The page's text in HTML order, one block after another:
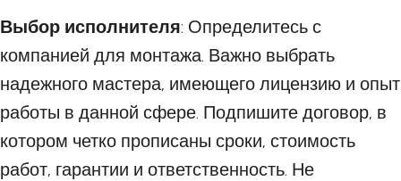
Выбор исполнителя: Определитесь с
компанией для монтажа. Важно выбрать
надежного мастера, имеющего лицензию и опыт
работы в данной сфере. Подпишите договор, в
котором четко прописаны сроки, стоимость
работ, гарантии и ответственность. Не